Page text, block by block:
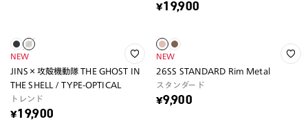
¥19,900
NEW
JINS×攻殻機動隊 THE GHOST IN
THE SHELL / TYPE-OPTICAL
トレンド
¥19,900
NEW
26SS STANDARD Rim Metal
スタンダード
¥9,900